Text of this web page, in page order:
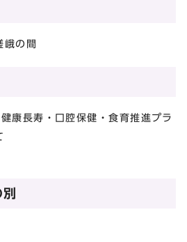
の間
長寿・口腔保健・食育推進プラ